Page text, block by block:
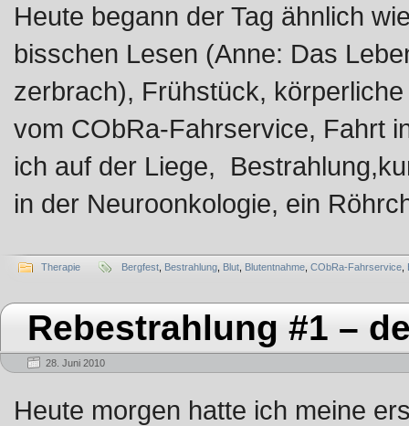
Heute begann der Tag ähnlich
bisschen Lesen (Anne: Das
zerbrach), Frühstück,
vom CObRa-Fahrservice, Fahrt
ich auf der Liege,
in der Neuroonkologie, ein
Therapie Bergfest Bestrahlung Blut Blutentnahme CObRa-Fahrservice
Rebestrahlung #1 –
28. Juni 2010
Heute morgen hatte ich meine